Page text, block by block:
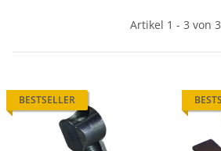
Artikel 1 - 3 von 3
BESTSELLER